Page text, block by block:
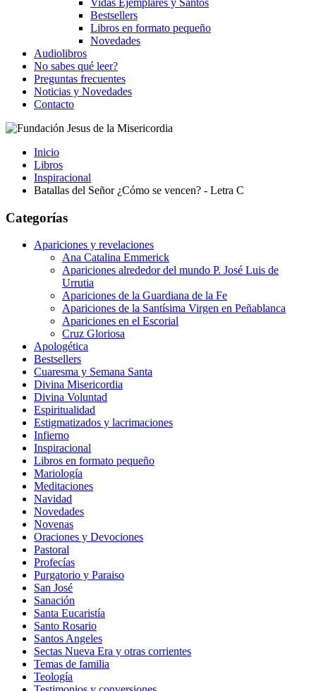
Vidas Ejemplares y Santos
Bestsellers
Libros en formato pequeño
Novedades
Audiolibros
No sabes qué leer?
Preguntas frecuentes
Noticias y Novedades
Contacto
Inicio
Libros
Inspiracional
Batallas del Señor ¿Cómo se vencen? - Letra C
Categorías
Apariciones y revelaciones
Ana Catalina Emmerick
Apariciones alrededor del mundo P. José Luis de
Urrutia
Apariciones de la Guardiana de la Fe
Apariciones de la Santísima Virgen en Peñablanca
Apariciones en el Escorial
Cruz Gloriosa
Apologética
Bestsellers
Cuaresma y Semana Santa
Divina Misericordia
Divina Voluntad
Espiritualidad
Estigmatizados y lacrimaciones
Infierno
Inspiracional
Libros en formato pequeño
Mariología
Meditaciones
Navidad
Novedades
Novenas
Oraciones y Devociones
Pastoral
Profecías
Purgatorio y Paraiso
San José
Sanación
Santa Eucaristía
Santo Rosario
Santos Angeles
Sectas Nueva Era y otras corrientes
Temas de familia
Teología